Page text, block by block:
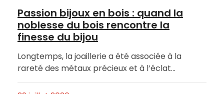
Passion bijoux en bois : quand la
noblesse du bois rencontre la
finesse du bijou
Longtemps, la joaillerie a été associée à la
rareté des métaux précieux et à l’éclat…